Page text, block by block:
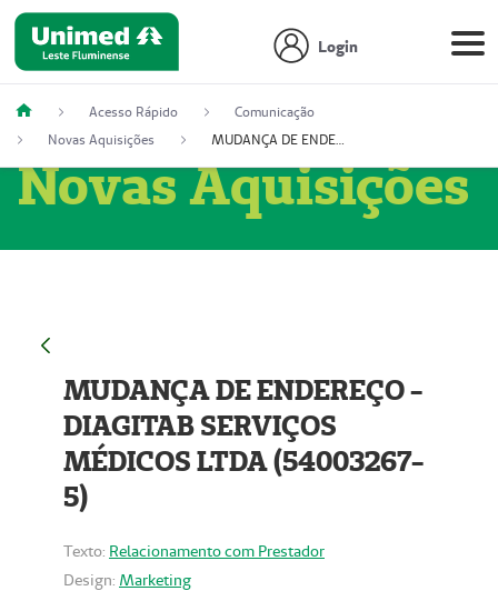
Login
Acesso Rápido
Comunicação
Novas Aquisições
MUDANÇA DE ENDEREÇO - DIAGITAB SERVIÇOS MÉDICOS LTDA (54003267-5)
Novas Aquisições
MUDANÇA DE ENDEREÇO -
DIAGITAB SERVIÇOS
MÉDICOS LTDA (54003267-
5)
Texto: Relacionamento com Prestador
Design: Marketing